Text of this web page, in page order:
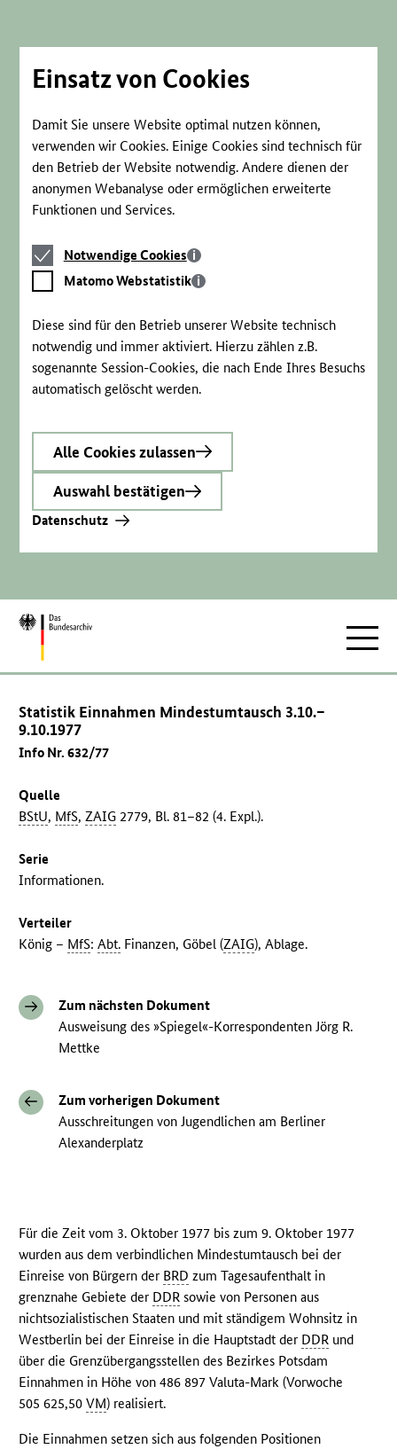
Einsatz von Cookies
Damit Sie unsere Website optimal nutzen können,
verwenden wir Cookies. Einige Cookies sind technisch für
den Betrieb der Website notwendig. Andere dienen der
anonymen Webanalyse oder ermöglichen erweiterte
Funktionen und Services.
Notwendige
Cookies
Notwendige Cookies
Matomo
Webstatistik
Matomo Webstatistik
Diese sind für den Betrieb unserer Website technisch
notwendig und immer aktiviert. Hierzu zählen z.B.
sogenannte Session-Cookies, die nach Ende Ihres Besuchs
automatisch gelöscht werden.
Alle Cookies zulassen
Auswahl bestätigen
Datenschutz
Zur
Statistik Einnahmen Mindestumtausch 3.10.–
9.10.1977
Info Nr. 632/77
Quelle
BStU, MfS,ZAIG 2779, Bl. 81–82 (4. Expl.).
Serie
Informationen.
Verteiler
König – MfS:Abt. Finanzen, Göbel (ZAIG), Ablage.
Zum nächsten Dokument
Ausweisung des »Spiegel«-Korrespondenten Jörg R.
Mettke
Zum vorherigen Dokument
Ausschreitungen von Jugendlichen am Berliner
Alexanderplatz
Für die Zeit vom 3. Oktober 1977 bis zum 9. Oktober 1977
wurden aus dem verbindlichen Mindestumtausch bei der
Einreise von Bürgern der BRD zum Tagesaufenthalt in
grenznahe Gebiete der DDR sowie von Personen aus
nichtsozialistischen Staaten und mit ständigem Wohnsitz in
Westberlin bei der Einreise in die Hauptstadt der DDR und
über die Grenzübergangsstellen des Bezirkes Potsdam
Einnahmen in Höhe von 486 897 Valuta-Mark (Vorwoche
505 625,50VM) realisiert.
Die Einnahmen setzen sich aus folgenden Positionen